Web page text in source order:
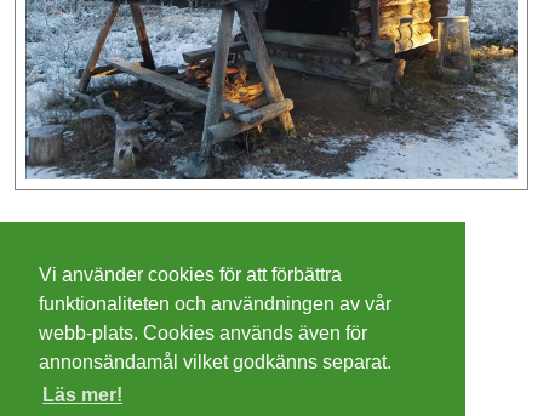
Cookies
Integritetspolicy
Villkor
Vi använder cookies för att förbättra
funktionaliteten och användningen av vår
webb-plats. Cookies används även för
annonsändamål vilket godkänns separat.
Läs mer!